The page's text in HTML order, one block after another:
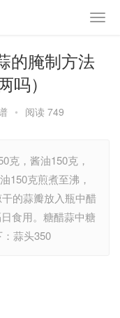
的腌制方法
吗）
• 阅读 749
克，酱油150克，
150克煎煮至沸，
的蒜瓣放入瓶中醋
食用。糖醋蒜中糖
蒜头350